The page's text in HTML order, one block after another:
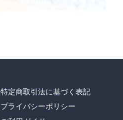
特定商取引法に基づく表記
プライバシーポリシー